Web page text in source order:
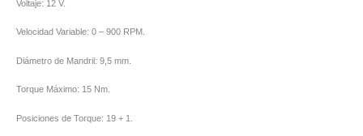
Voltaje: 12 V.
Velocidad Variable: 0 – 900 RPM.
Diámetro de Mandril: 9,5 mm.
Torque Máximo: 15 Nm.
Posiciones de Torque: 19 + 1.